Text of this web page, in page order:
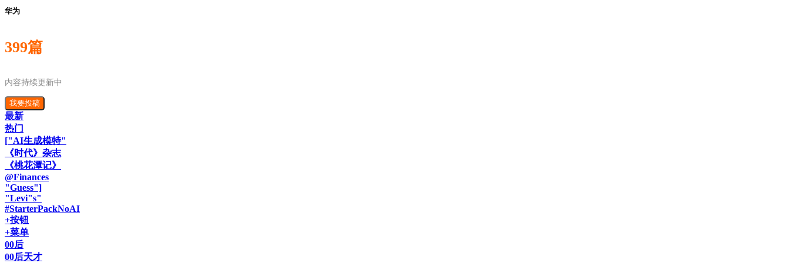
华为
399篇
内容持续更新中
我要投稿
最新
热门
["AI生成模特"
《时代》杂志
《桃花潭记》
@Finances
"Guess"]
"Levi"s"
#StarterPackNoAI
+按钮
+菜单
00后
00后天才